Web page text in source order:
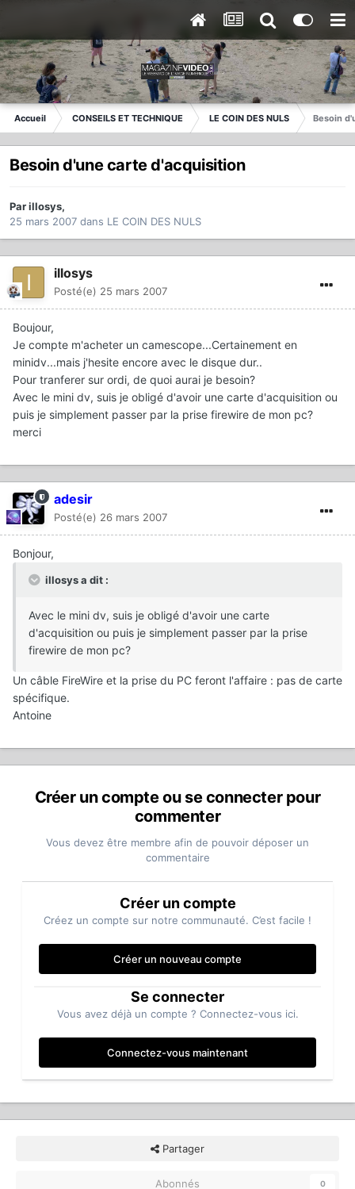
Accueil CONSEILS ET TECHNIQUE LE COIN DES NULS Besoin
Besoin d'une carte d'acquisition
Parillosys,
25 mars 2007 dans LE COIN DES NULS
illosys
Posté(e) 25 mars 2007
Boujour,
Je compte m'acheter un camescope...Certainement en
minidv...mais j'hesite encore avec le disque dur..
Pour tranferer sur ordi, de quoi aurai je besoin?
Avec le mini dv, suis je obligé d'avoir une carte d'acquisition ou
puis je simplement passer par la prise firewire de mon pc?
merci
adesir
Posté(e) 26 mars 2007
Bonjour,
illosys a dit :
Avec le mini dv, suis je obligé d'avoir une carte
d'acquisition ou puis je simplement passer par la prise
firewire de mon pc?
Un câble FireWire et la prise du PC feront l'affaire : pas de carte
spécifique.
Antoine
Créer un compte ou se connecter pour
commenter
Vous devez être membre afin de pouvoir déposer un
commentaire
Créer un compte
Créez un compte sur notre communauté. C’est facile !
Créer un nouveau compte
Se connecter
Vous avez déjà un compte ? Connectez-vous ici.
Connectez-vous maintenant
Partager
Abonnés 0